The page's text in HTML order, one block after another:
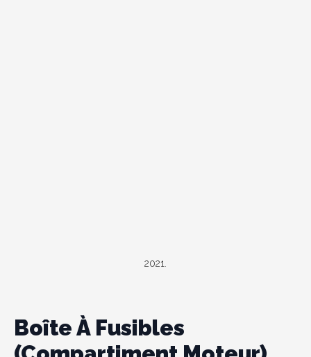
2021.
Boîte À Fusibles